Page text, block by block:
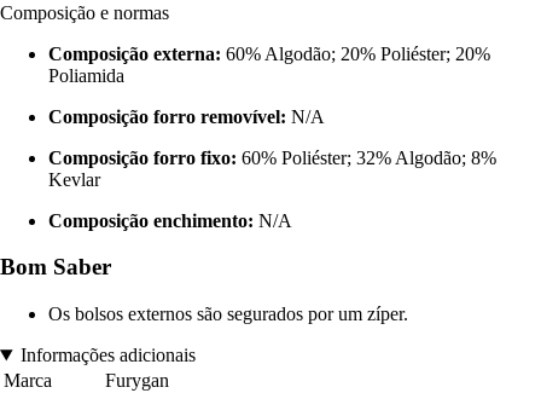
Composição e normas
Composição externa: 60% Algodão; 20% Poliéster; 20%
Poliamida
Composição forro removível: N/A
Composição forro fixo: 60% Poliéster; 32% Algodão; 8%
Kevlar
Composição enchimento: N/A
Bom Saber
Os bolsos externos são segurados por um zíper.
Informações adicionais
Marca
Furygan